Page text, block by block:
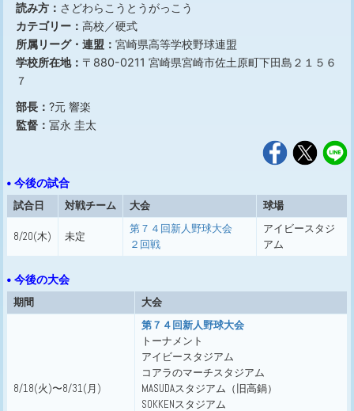
読み方： さどわらこうとうがっこう
カテゴリー： 高校／硬式
所属リーグ・連盟： 宮崎県高等学校野球連盟
学校所在地： 〒880-0211 宮崎県宮崎市佐土原町下田島２１５６
７
部長： ?元 響楽
監督： 冨永 圭太
• 今後の試合
試合日
対戦チーム 大会 球場
8/20(木) 未定
第７４回新人野球大会
２回戦
アイビースタジ
アム
• 今後の大会
期間
大会
8/18(火)〜8/31(月)
第７４回新人野球大会
トーナメント
アイビースタジアム
コアラのマーチスタジアム
MASUDAスタジアム（旧高鍋）
SOKKENスタジアム